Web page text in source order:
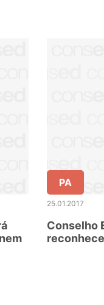
PA
25.01.2017
Conselho